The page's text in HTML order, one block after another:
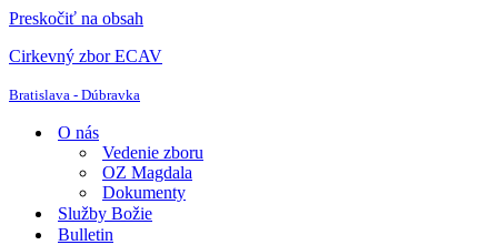
Preskočiť na obsah
Cirkevný zbor ECAV
Bratislava - Dúbravka
O nás
Vedenie zboru
OZ Magdala
Dokumenty
Služby Božie
Bulletin